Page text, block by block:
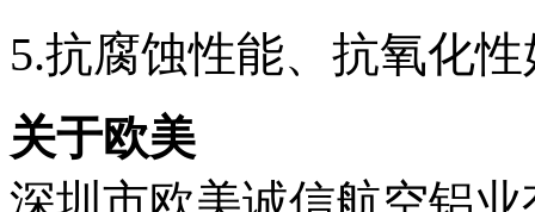
5.抗腐蚀性能、抗氧化
关于欧美